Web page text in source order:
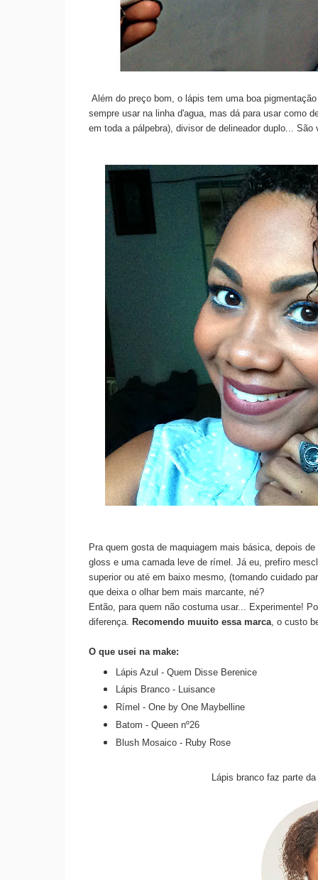
Além do preço bom, o lápis tem uma boa
sempre usar na linha d'agua, mas dá para usar como
em toda a pálpebra), divisor de delineador duplo...
Pra quem gosta de maquiagem mais básica, depois
gloss e uma camada leve de rímel. Já eu, prefiro
superior ou até em baixo mesmo, (tomando cuidado
que deixa o olhar bem mais marcante, né?
Então, para quem não costuma usar... Experimente!
diferença. Recomendo muuito essa marca, o custo
O que usei na make:
Lápis Azul - Quem Disse Berenice
Lápis Branco - Luisance
Rímel - One by One Maybelline
Batom - Queen nº26
Blush Mosaico - Ruby Rose
Lápis branco faz parte da